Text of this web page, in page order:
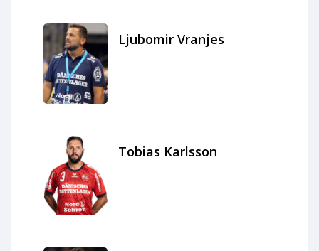
Ljubomir Vranjes
Tobias Karlsson